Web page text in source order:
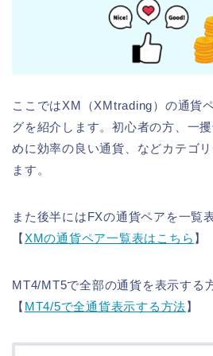
ここではXM（XMtrading）の通貨
グを紹介します。初心者の方、一
めに効率の良い通貨、などカテゴ
ます。
また後半にはFXの通貨ペアを一覧
【XMの通貨ペア一覧表はこちら 】
MT4/MT5で全部の通貨を表示する
【 MT4/5で全通貨表示する方法】